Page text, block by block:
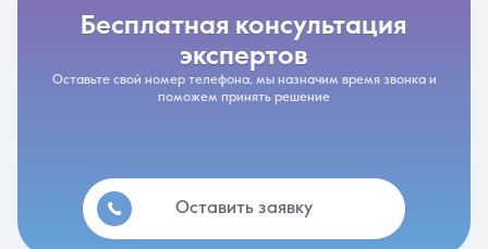
бесплатная консультация
экспертов
Оставьте свой номер телефона, мы назначим время звонка и
поможем принять решение
Оставить заявку